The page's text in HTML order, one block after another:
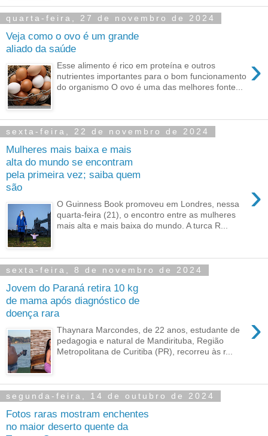
quarta-feira, 27 de novembro de 2024
Veja como o ovo é um grande
aliado da saúde
›
Esse alimento é rico em proteína e outros
nutrientes importantes para o bom funcionamento
do organismo O ovo é uma das melhores fonte...
sexta-feira, 22 de novembro de 2024
Mulheres mais baixa e mais
alta do mundo se encontram
pela primeira vez; saiba quem
são
›
O Guinness Book promoveu em Londres, nessa
quarta-feira (21), o encontro entre as mulheres
mais alta e mais baixa do mundo. A turca R...
sexta-feira, 8 de novembro de 2024
Jovem do Paraná retira 10 kg
de mama após diagnóstico de
doença rara
›
Thaynara Marcondes, de 22 anos, estudante de
pedagogia e natural de Mandirituba, Região
Metropolitana de Curitiba (PR), recorreu às r...
segunda-feira, 14 de outubro de 2024
Fotos raras mostram enchentes
no maior deserto quente da